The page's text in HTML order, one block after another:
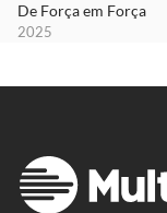
De Força em Força
2025